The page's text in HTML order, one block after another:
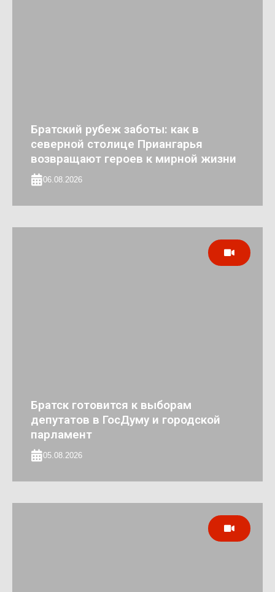
Братский рубеж заботы: как в
северной столице Приангарья
возвращают героев к мирной жизни
06.08.2026
Братск готовится к выборам
депутатов в ГосДуму и городской
парламент
05.08.2026